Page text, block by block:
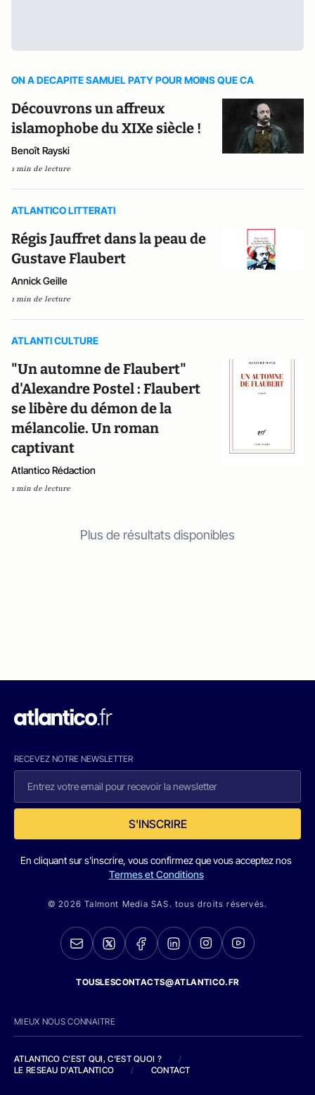
ON A DECAPITE SAMUEL PATY POUR MOINS QUE CA
Découvrons un affreux
islamophobe du XIXe siècle !
Benoît Rayski
1 min de lecture
ATLANTICO LITTERATI
Régis Jauffret dans la peau de
Gustave Flaubert
Annick Geille
1 min de lecture
ATLANTI CULTURE
"Un automne de Flaubert"
d'Alexandre Postel : Flaubert
se libère du démon de la
mélancolie. Un roman
captivant
Atlantico Rédaction
1 min de lecture
Plus de résultats disponibles
RECEVEZ NOTRE NEWSLETTER
S'INSCRIRE
En cliquant sur s'inscrire, vous confirmez que vous acceptez nos
Termes et Conditions
© 2026 Talmont Media SAS. tous droits réservés.
TOUSLESCONTACTS@ATLANTICO.FR
MIEUX NOUS CONNAITRE
ATLANTICO C'EST QUI, C'EST QUOI ?
/
LE RESEAU D'ATLANTICO
/ CONTACT